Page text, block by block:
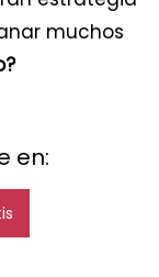
muchos
en: